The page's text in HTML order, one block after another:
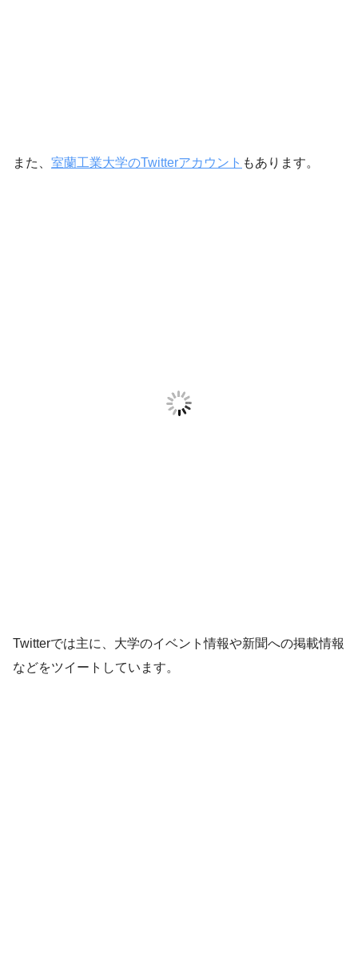
また、 室蘭工業大学のTwitterアカウント もあります。
Twitterでは主に、大学のイベント情報や新聞への掲載情報
などをツイートしています。